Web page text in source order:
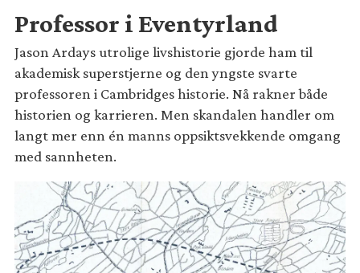
Professor i Eventyrland
Jason Ardays utrolige livshistorie gjorde ham til
akademisk superstjerne og den yngste svarte
professoren i Cambridges historie. Nå rakner både
historien og karrieren. Men skandalen handler om
langt mer enn én manns oppsiktsvekkende omgang
med sannheten.